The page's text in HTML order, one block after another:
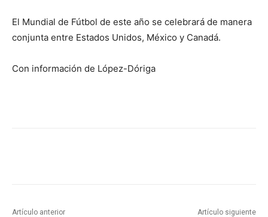
El Mundial de Fútbol de este año se celebrará de manera
conjunta entre Estados Unidos, México y Canadá.
Con información de López-Dóriga
Artículo anterior Artículo siguiente